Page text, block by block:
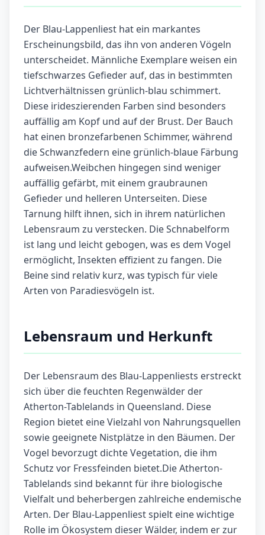
Der Blau-Lappenliest hat ein markantes
Erscheinungsbild, das ihn von anderen Vögeln
unterscheidet. Männliche Exemplare weisen ein
tiefschwarzes Gefieder auf, das in bestimmten
Lichtverhältnissen grünlich-blau schimmert.
Diese irideszierenden Farben sind besonders
auffällig am Kopf und auf der Brust. Der Bauch
hat einen bronzefarbenen Schimmer, während
die Schwanzfedern eine grünlich-blaue Färbung
aufweisen.Weibchen hingegen sind weniger
auffällig gefärbt, mit einem graubraunen
Gefieder und helleren Unterseiten. Diese
Tarnung hilft ihnen, sich in ihrem natürlichen
Lebensraum zu verstecken. Die Schnabelform
ist lang und leicht gebogen, was es dem Vogel
ermöglicht, Insekten effizient zu fangen. Die
Beine sind relativ kurz, was typisch für viele
Arten von Paradiesvögeln ist.
Lebensraum und Herkunft
Der Lebensraum des Blau-Lappenliests erstreckt
sich über die feuchten Regenwälder der
Atherton-Tablelands in Queensland. Diese
Region bietet eine Vielzahl von Nahrungsquellen
sowie geeignete Nistplätze in den Bäumen. Der
Vogel bevorzugt dichte Vegetation, die ihm
Schutz vor Fressfeinden bietet.Die Atherton-
Tablelands sind bekannt für ihre biologische
Vielfalt und beherbergen zahlreiche endemische
Arten. Der Blau-Lappenliest spielt eine wichtige
Rolle im Ökosystem dieser Wälder, indem er zur